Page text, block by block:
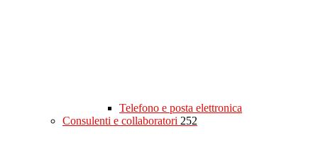
Telefono e posta elettronica
Consulenti e collaboratori 252